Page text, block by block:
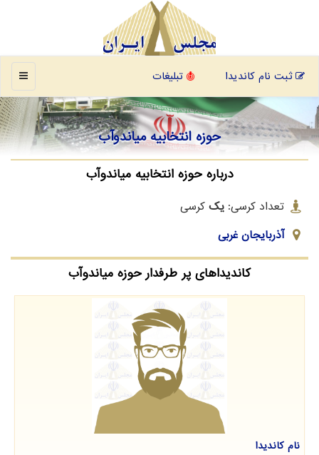
منو ثبت نام کاندیدا تبلیغات
حوزه انتخابیه میاندوآب
درباره حوزه انتخابیه میاندوآب
تعداد کرسی: یک کرسی
آذربایجان غربی
کاندیداهای پر طرفدار حوزه میاندوآب
نام کاندیدا